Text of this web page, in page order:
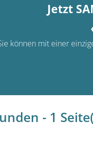
Jetzt
können mit einer
- 1